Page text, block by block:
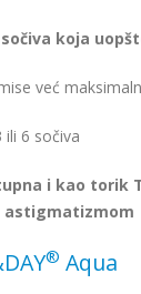
koja
već
ili 6 sočiva
i kao torik
astigmatizmom
® Aqua